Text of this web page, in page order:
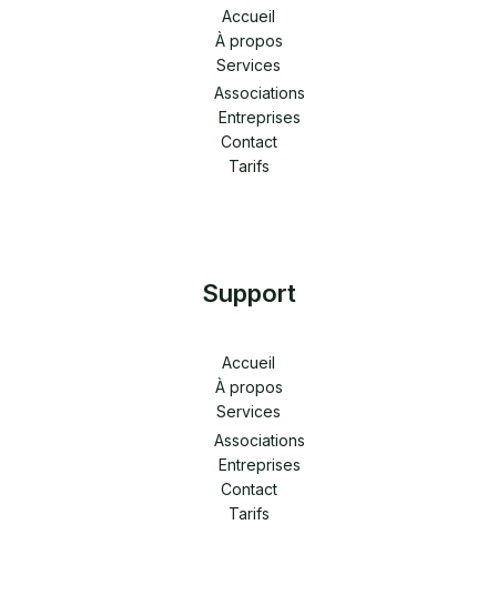
Accueil
À propos
Services
Associations
Entreprises
Contact
Tarifs
Support
Accueil
À propos
Services
Associations
Entreprises
Contact
Tarifs